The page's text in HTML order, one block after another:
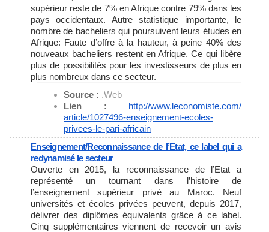
supérieur reste de 7% en Afrique contre 79% dans les
pays occidentaux. Autre statistique importante, le
nombre de bacheliers qui poursuivent leurs études en
Afrique: Faute d’offre à la hauteur, à peine 40% des
nouveaux bacheliers restent en Afrique. Ce qui libère
plus de possibilités pour les investisseurs de plus en
plus nombreux dans ce secteur.
Source : .Web
Lien : http://www.leconomiste.com/
article/1027496-enseignement-ecoles-
privees-le-pari-africain
Enseignement/Reconnaissance de l’Etat, ce label qui a
redynamisé le secteur
Ouverte en 2015, la reconnaissance de l’Etat a
représenté un tournant dans l’histoire de
l’enseignement supérieur privé au Maroc. Neuf
universités et écoles privées peuvent, depuis 2017,
délivrer des diplômes équivalents grâce à ce label.
Cinq supplémentaires viennent de recevoir un avis